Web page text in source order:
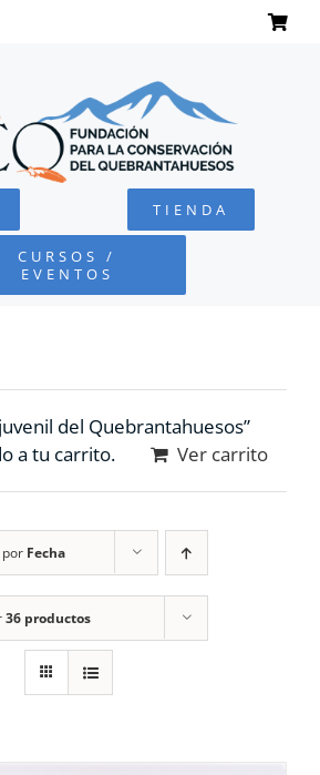
COLABORA
TIENDA
CURSOS /
EVENTOS
del Quebrantahuesos”
a tu carrito.
Ver carrito
Fecha
36 productos